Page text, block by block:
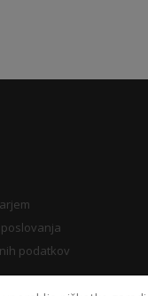
podatkov